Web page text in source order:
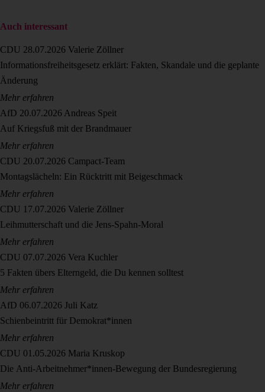
Auch interessant
CDU 28.07.2026 Valerie Zöllner
Informationsfreiheitsgesetz erklärt: Fakten, Skandale und die geplante
Änderung
Mehr erfahren
AfD 20.07.2026 Andreas Speit
Auf Kriegsfuß mit der Brandmauer
Mehr erfahren
CDU 20.07.2026 Campact-Team
Montagslächeln: Ein Rücktritt mit Beigeschmack
Mehr erfahren
CDU 17.07.2026 Valerie Zöllner
Leihmutterschaft und die Jens-Spahn-Moral
Mehr erfahren
CDU 07.07.2026 Vera Kuchler
5 Fakten übers Elterngeld, die Du kennen solltest
Mehr erfahren
AfD 06.07.2026 Juli Katz
Schienbeintritt für Demokrat*innen
Mehr erfahren
CDU 01.05.2026 Maria Kruskop
Die Anti-Arbeitnehmer*innen-Bewegung der Bundesregierung
Mehr erfahren